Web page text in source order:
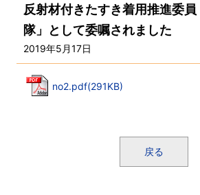
反射材付きたすき着用推進委
隊」として委嘱されました
2019年5月17日
no2.pdf(291KB)
戻る